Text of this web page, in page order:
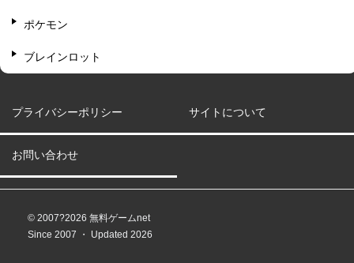
ポケモン
ブレインロット
プライバシーポリシー サイトについて
お問い合わせ
© 2007?2026 無料ゲームnet
Since 2007 ・ Updated 2026